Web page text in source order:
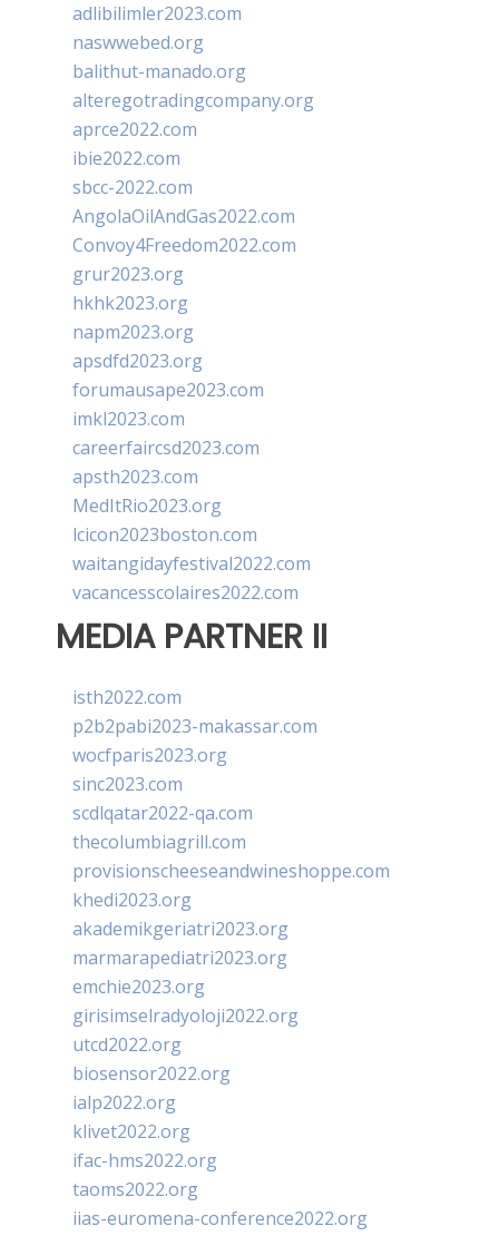
adlibilimler2023.com
naswwebed.org
balithut-manado.org
alteregotradingcompany.org
aprce2022.com
ibie2022.com
sbcc-2022.com
AngolaOilAndGas2022.com
Convoy4Freedom2022.com
grur2023.org
hkhk2023.org
napm2023.org
apsdfd2023.org
forumausape2023.com
imkl2023.com
careerfaircsd2023.com
apsth2023.com
MedItRio2023.org
lcicon2023boston.com
waitangidayfestival2022.com
vacancesscolaires2022.com
MEDIA PARTNER II
isth2022.com
p2b2pabi2023-makassar.com
wocfparis2023.org
sinc2023.com
scdlqatar2022-qa.com
thecolumbiagrill.com
provisionscheeseandwineshoppe.com
khedi2023.org
akademikgeriatri2023.org
marmarapediatri2023.org
emchie2023.org
girisimselradyoloji2022.org
utcd2022.org
biosensor2022.org
ialp2022.org
klivet2022.org
ifac-hms2022.org
taoms2022.org
iias-euromena-conference2022.org